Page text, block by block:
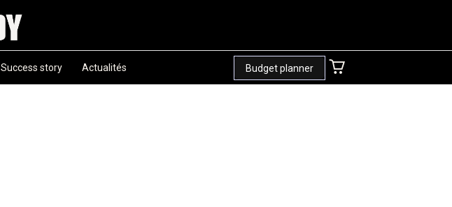
Success story Actualités Budget planner